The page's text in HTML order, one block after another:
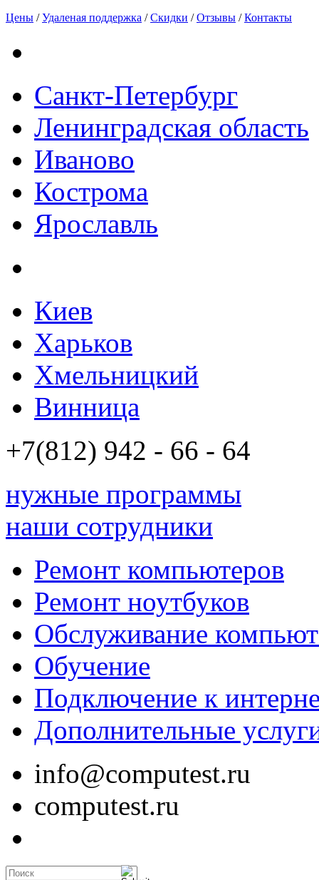
Цены /Удаленая поддержка /Скидки /Отзывы /Контакты
Санкт-Петербург
Ленинградская область
Иваново
Кострома
Ярославль
Киев
Харьков
Хмельницкий
Винница
+7(812) 942 - 66 - 64
нужные программы
наши сотрудники
Ремонт компьютеров
Ремонт ноутбуков
Обслуживание
Обучение
Подключение к
Дополнительные
info@computest.ru
computest.ru